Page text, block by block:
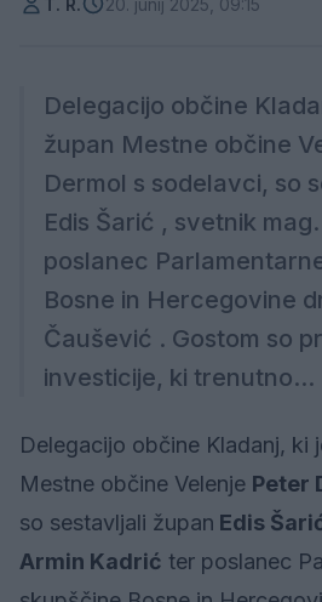
T. R. 20. junij 2025, 09:15
Delegacijo občine
župan Mestne občine
Dermol s sodelavci, so
Edis Šarić , svetnik
poslanec
Bosne in Hercegovine
Čaušević . Gostom so
investicije, ki trenutno...
Delegacijo občine Kladanj, ki
Mestne občine Velenje Peter
so sestavljali župan Edis
Armin Kadrić ter poslanec